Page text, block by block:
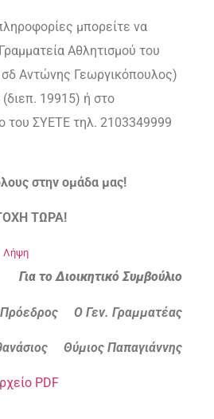
μπορείτε να
Αθλητισμού του
Αντώνης Γεωργικόπουλος)
19915) ή στο
του ΣΥΕΤΕ τηλ. 2103349999
στην ομάδα μας!
ΤΩΡΑ!
Λήψη
Για το Διοικητικό Συμβούλιο
Ο Γεν. Γραμματέας
Θύμιος Παπαγιάννης
PDF